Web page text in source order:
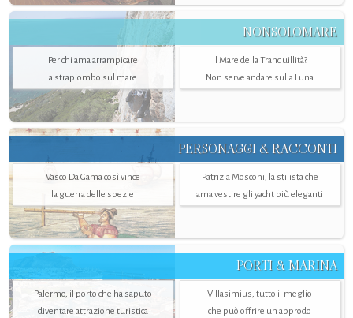
NONSOLOMARE
Per chi ama arrampicare
a strapiombo sul mare
Il Mare della Tranquillità?
Non serve andare sulla Luna
PERSONAGGI & RACCONTI
Vasco Da Gama così vince
la guerra delle spezie
Patrizia Mosconi, la stilista che
ama vestire gli yacht più eleganti
PORTI & MARINA
Palermo, il porto che ha saputo
diventare attrazione turistica
Villasimius, tutto il meglio
che può offrire un approdo